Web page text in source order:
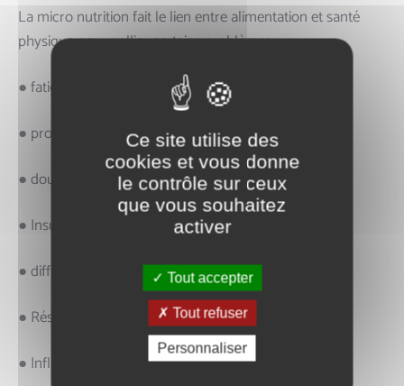
La ​micro nutrition​ fait le lien entre alimentation et santé
physique pour pallier certains problèmes :
● fatigue chronique
● problèmes de digestion
● douleurs articulaire
● Insulinorésistance
● difficultés à perdre du poids
● Résistance interne
● Inflammation de bas grade
Ce site utilise des
cookies et vous donne
le contrôle sur ceux
que vous souhaitez
activer
Tout accepter
Tout refuser
Personnaliser